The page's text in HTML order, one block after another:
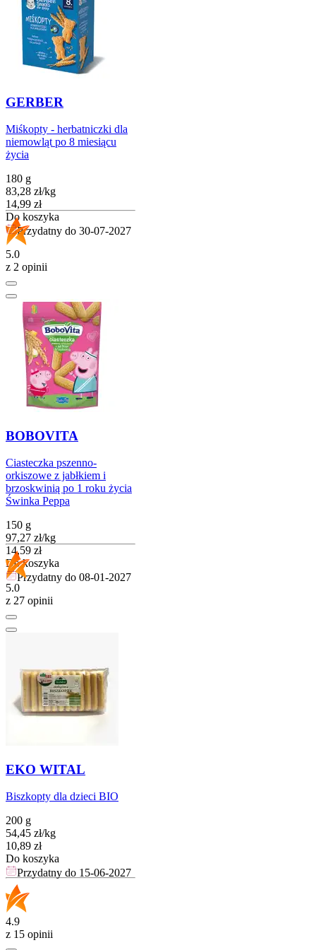
GERBER
Miśkopty - herbatniczki dla
niemowląt po 8 miesiącu
życia
180 g
83,28 zł/kg
Cena
14,99 zł
Do koszyka
Przydatny do 30-07-2027
5.0
z 2 opinii
BOBOVITA
Ciasteczka pszenno-
orkiszowe z jabłkiem i
brzoskwinią po 1 roku życia
Świnka Peppa
150 g
97,27 zł/kg
Cena
14,59 zł
Do koszyka
Przydatny do 08-01-2027
5.0
z 27 opinii
EKO WITAL
Biszkopty dla dzieci BIO
200 g
54,45 zł/kg
Cena
10,89 zł
Do koszyka
Przydatny do 15-06-2027
4.9
z 15 opinii